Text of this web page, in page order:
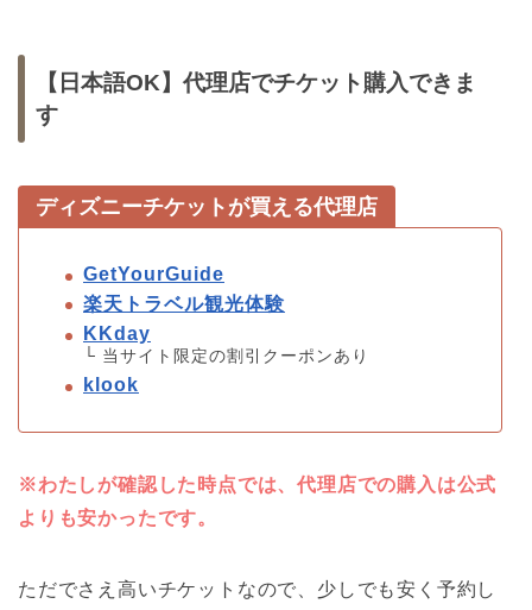
【日本語OK】代理店でチケット購入できま
す
ディズニーチケットが買える代理店
GetYourGuide
楽天トラベル観光体験
KKday
└ 当サイト限定の割引クーポンあり
klook
※わたしが確認した時点では、代理店での購入は公式
よりも安かったです。
ただでさえ高いチケットなので、少しでも安く予約し